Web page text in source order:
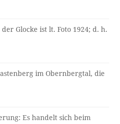
Glocke ist lt. Foto 1924; d. h.
im Obernbergtal, die
Es handelt sich beim